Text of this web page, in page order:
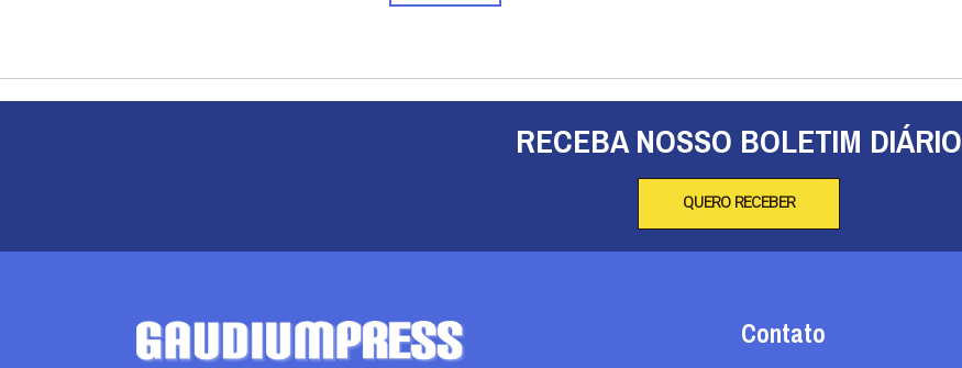
RECEBA NOSSO BOLETIM DIÁRIO
QUERO RECEBER
Contato